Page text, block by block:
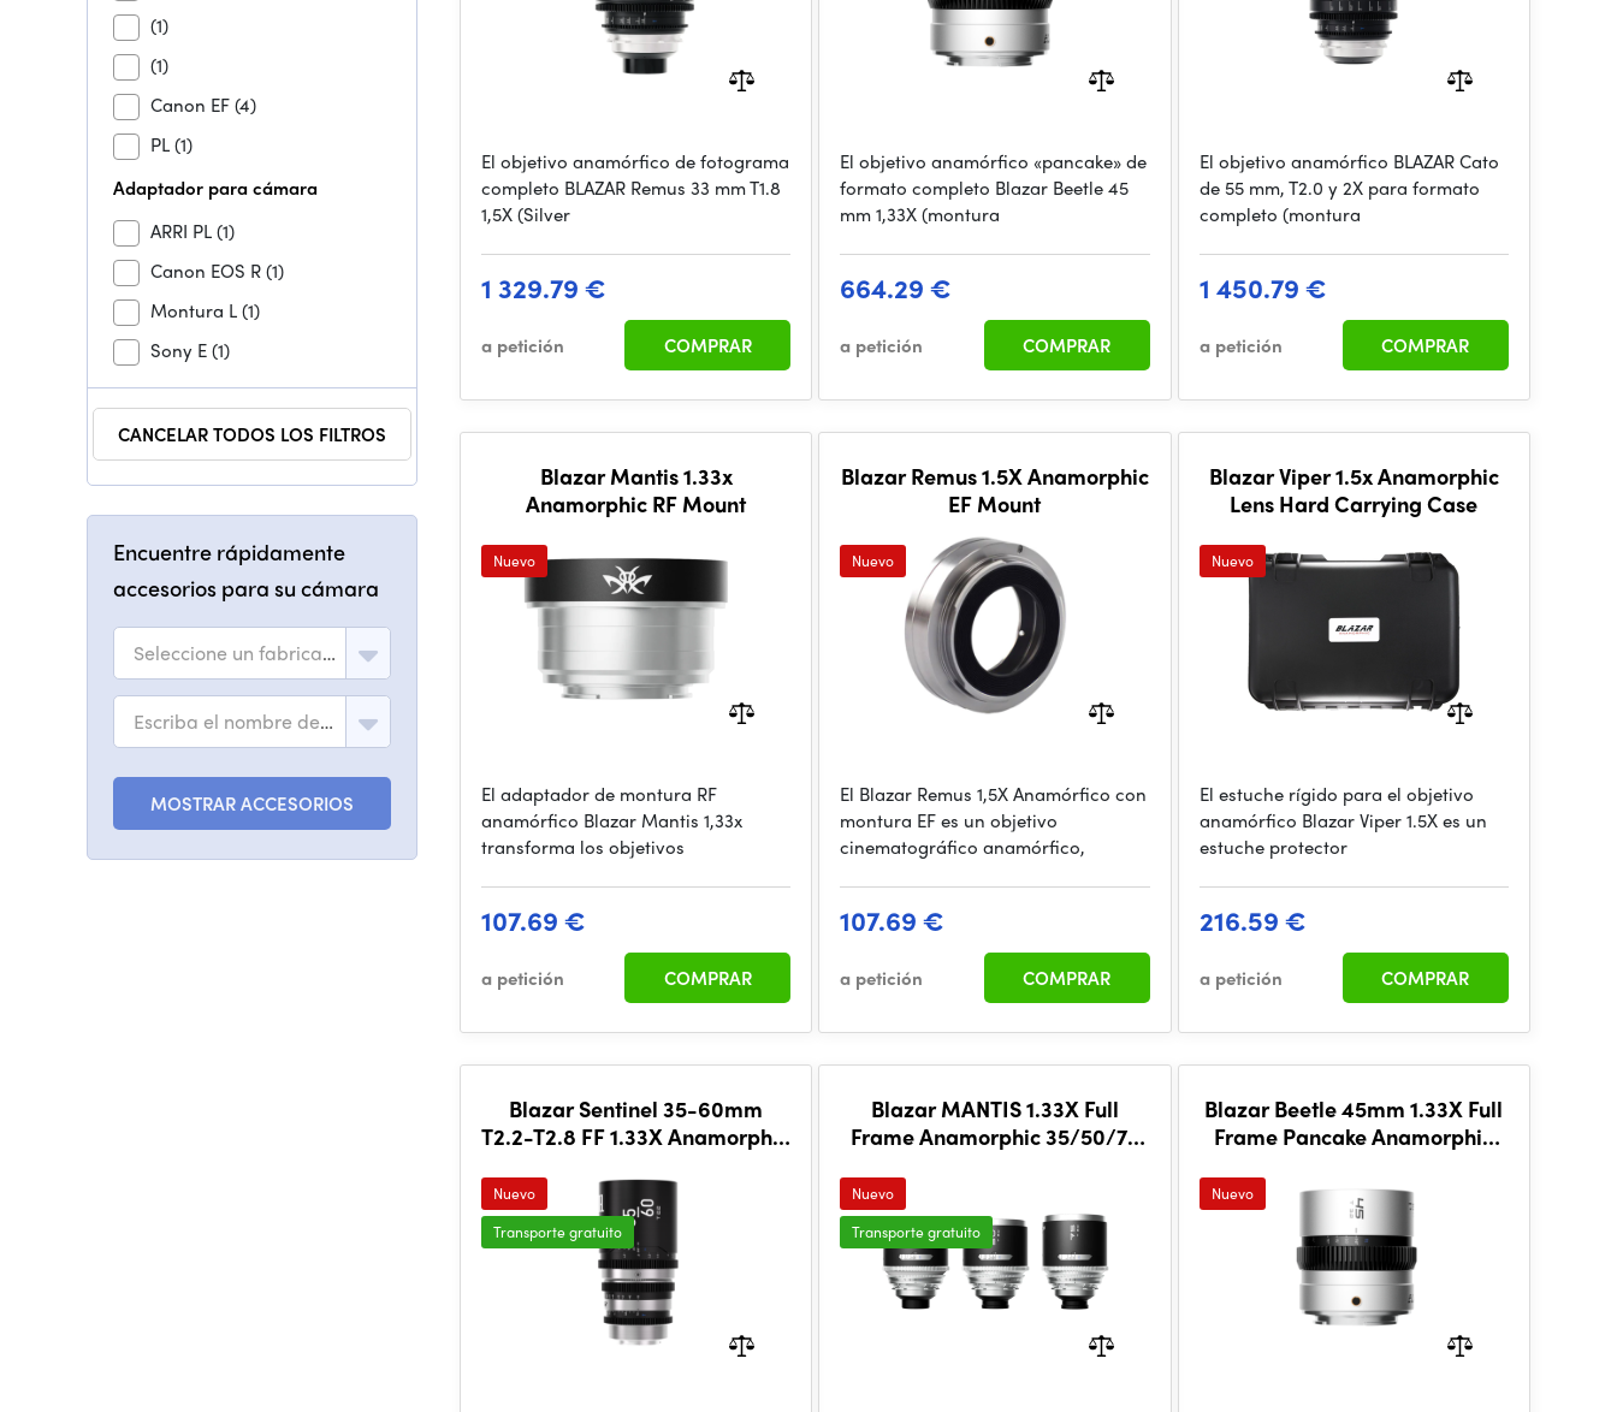
(1)
(1)
Canon EF(4)
PL(1)
Adaptador para cámara
ARRI PL(1)
Canon EOS R(1)
Montura L(1)
Sony E(1)
CANCELAR TODOS LOS FILTROS
Encuentre rápidamente
accesorios para su cámara
Seleccione un fabricante
Escriba el nombre del modelo
MOSTRAR ACCESORIOS
El objetivo anamórfico de fotograma
completo BLAZAR Remus 33 mm T1.8
1,5X (Silver
1 329.79 €
a petición COMPRAR
El objetivo anamórfico «pancake» de
formato completo Blazar Beetle 45
mm 1,33X (montura
664.29 €
a petición COMPRAR
El objetivo anamórfico BLAZAR Cato
de 55 mm, T2.0 y 2X para formato
completo (montura
1 450.79 €
a petición COMPRAR
Blazar Mantis 1.33x
Anamorphic RF Mount
Nuevo
El adaptador de montura RF
anamórfico Blazar Mantis 1,33x
transforma los objetivos
107.69 €
a petición COMPRAR
Blazar Remus 1.5X Anamorphic
EF Mount
Nuevo
El Blazar Remus 1,5X Anamórfico con
montura EF es un objetivo
cinematográfico anamórfico,
107.69 €
a petición COMPRAR
Blazar Viper 1.5x Anamorphic
Lens Hard Carrying Case
Nuevo
El estuche rígido para el objetivo
anamórfico Blazar Viper 1.5X es un
estuche protector
216.59 €
a petición COMPRAR
Blazar Sentinel 35-60mm
T2.2-T2.8 FF 1.33X Anamorphic
Nuevo
Transporte gratuito
Blazar MANTIS 1.33X Full
Frame Anamorphic 35/50/75
Nuevo
Transporte gratuito
Blazar Beetle 45mm 1.33X Full
Frame Pancake Anamorphic
Nuevo